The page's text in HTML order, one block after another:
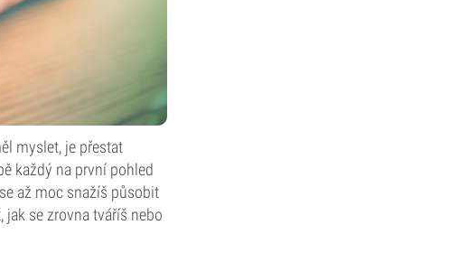
myslet, je přestat
každý na první pohled
až moc snažíš působit
jak se zrovna tváříš nebo